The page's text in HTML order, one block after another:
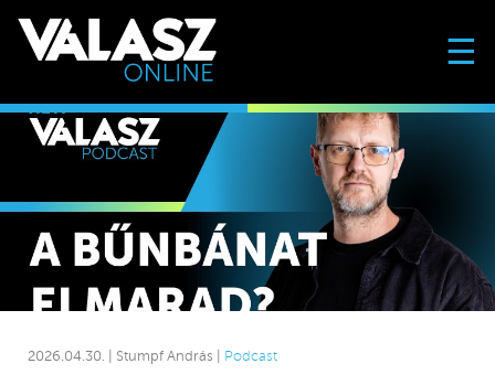
☰
2026.04.30. | Stumpf András | Podcast